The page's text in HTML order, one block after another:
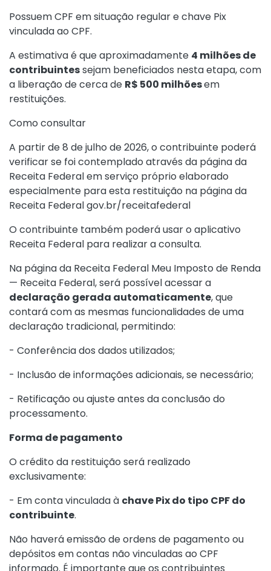
Possuem CPF em situação regular e chave Pix
vinculada ao CPF.
A estimativa é que aproximadamente 4 milhões de
contribuintessejam beneficiados nesta etapa, com
a liberação de cerca de R$ 500 milhõesem
restituições.
Como consultar
A partir de 8 de julho de 2026, o contribuinte poderá
verificar se foi contemplado através da página da
Receita Federal em serviço próprio elaborado
especialmente para esta restituição na página da
Receita Federalgov.br/receitafederal
O contribuinte também poderá usar o aplicativo
Receita Federal para realizar a consulta.
Na página da Receita Federal Meu Imposto de Renda
— Receita Federal, será possível acessar a
declaração gerada automaticamente, que
contará com as mesmas funcionalidades de uma
declaração tradicional, permitindo:
- Conferência dos dados utilizados;
- Inclusão de informações adicionais, se necessário;
- Retificação ou ajuste antes da conclusão do
processamento.
Forma de pagamento
O crédito da restituição será realizado
exclusivamente:
- Em conta vinculada à chave Pix do tipo CPF do
contribuinte.
Não haverá emissão de ordens de pagamento ou
depósitos em contas não vinculadas ao CPF